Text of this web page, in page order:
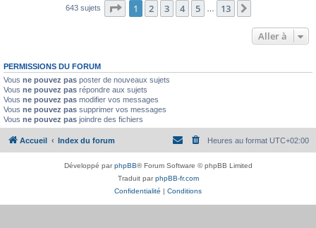
643 sujets Page 1sur13
1 2 3 4 5 13
Aller à
PERMISSIONS DU FORUM
Vous ne pouvez pas poster de nouveaux sujets
Vous ne pouvez pas répondre aux sujets
Vous ne pouvez pas modifier vos messages
Vous ne pouvez pas supprimer vos messages
Vous ne pouvez pas joindre des fichiers
Accueil Index du forum Heures au format UTC+02:00
Développé parphpBB® Forum Software © phpBB Limited
Traduit parphpBB-fr.com
Confidentialité | Conditions